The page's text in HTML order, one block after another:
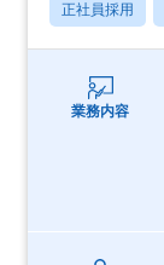
正社員採用
業務内容